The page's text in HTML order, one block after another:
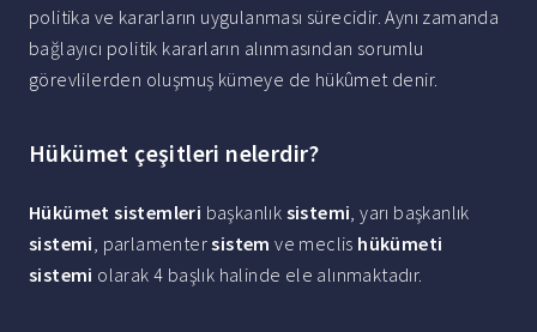
politika ve kararların uygulanması sürecidir. Aynı zamanda
bağlayıcı politik kararların alınmasından sorumlu
görevlilerden oluşmuş kümeye de hükûmet denir.
Hükümet çeşitleri nelerdir?
Hükümet sistemleri başkanlık sistemi, yarı başkanlık
sistemi, parlamentersistem ve meclis hükümeti
sistemi olarak 4 başlık halinde ele alınmaktadır.